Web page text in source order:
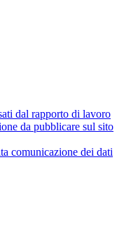
dal rapporto di lavoro
da pubblicare sul sito
comunicazione dei dati